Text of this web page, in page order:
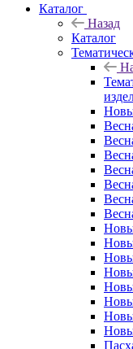
Каталог
Назад
Каталог